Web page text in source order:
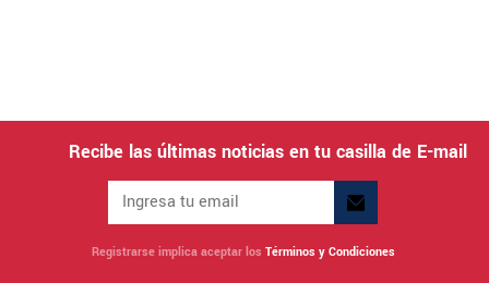
Recibe las últimas noticias en tu casilla de E-mail
Registrarse implica aceptar los Términos y Condiciones